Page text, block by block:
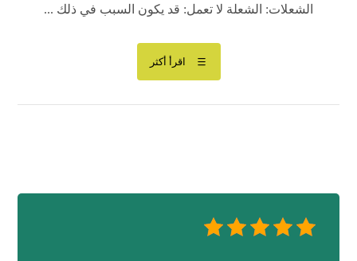
الشعلات: الشعلة لا تعمل: قد يكون السبب في ذلك ...
اقرأ أكثر